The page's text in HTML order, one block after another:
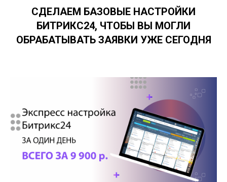
СДЕЛАЕМ БАЗОВЫЕ НАСТРОЙКИ
БИТРИКС24, ЧТОБЫ ВЫ МОГЛИ
ОБРАБАТЫВАТЬ ЗАЯВКИ УЖЕ СЕГОДНЯ